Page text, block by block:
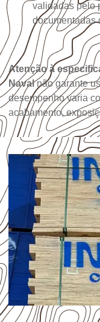
validadas pelo
documentadas
Atenção à
Navalnão garante
desempenho varia
acabamento,